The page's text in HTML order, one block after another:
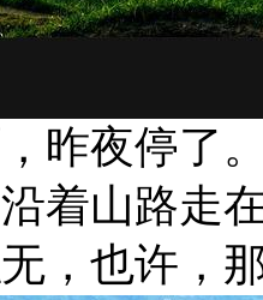
昨夜停了
着山路走
，也许，